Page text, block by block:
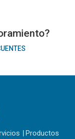
Productos